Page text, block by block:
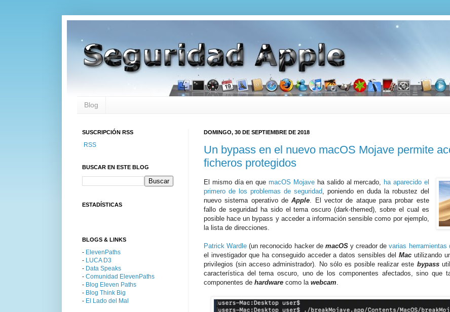
Blog
DOMINGO, 30 DE SEPTIEMBRE DE 2018
Un bypass en el nuevo macOS Mojave permite
ficheros protegidos
El mismo día en quemacOS Mojave ha salido al mercado, ha aparecido el
primero de los problemas de seguridad, poniendo en duda la robustez del
nuevo sistema operativo deApple. El vector de ataque para probar este
fallo de seguridad ha sido el tema oscuro (dark-themed), sobre el cual es
posible hace un bypass y acceder a información sensible como por ejemplo,
la lista de direcciones.
Patrick Wardle(un reconocido hacker de macOSy creador devarias herramientas
el investigador que ha conseguido acceder a datos sensibles delMac utilizando
privilegios (sin acceso administrador). No sólo es posible realizar este bypass
característica del tema oscuro, uno de los componentes afectados, sino que
componentes de hardware como la webcam.
SUSCRIPCIÓN RSS
RSS
BUSCAR EN ESTE BLOG
ESTADÍSTICAS
BLOGS & LINKS
- ElevenPaths
- LUCA D3
- Data Speaks
- Comunidad ElevenPaths
- Blog Eleven Paths
- Blog Think Big
- El Lado del Mal